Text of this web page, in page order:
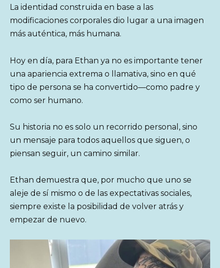
La identidad construida en base a las
modificaciones corporales dio lugar a una imagen
más auténtica, más humana.
Hoy en día, para Ethan ya no es importante tener
una apariencia extrema o llamativa, sino en qué
tipo de persona se ha convertido—como padre y
como ser humano.
Su historia no es solo un recorrido personal, sino
un mensaje para todos aquellos que siguen, o
piensan seguir, un camino similar.
Ethan demuestra que, por mucho que uno se
aleje de sí mismo o de las expectativas sociales,
siempre existe la posibilidad de volver atrás y
empezar de nuevo.